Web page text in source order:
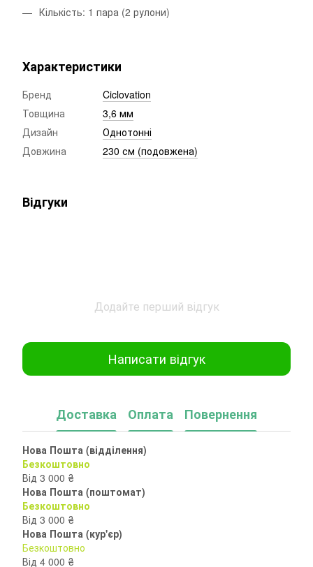
Кількість: 1 пара (2 рулони)
Характеристики
Бренд
Ciclovation
Товщина
3,6 мм
Дизайн
Однотонні
Довжина
230 см (подовжена)
Відгуки
Додайте перший відгук
Написати відгук
Доставка Оплата Повернення
Нова Пошта (відділення)
Безкоштовно
Від 3 000 ₴
Нова Пошта (поштомат)
Безкоштовно
Від 3 000 ₴
Нова Пошта (кур'єр)
Безкоштовно
Від 4 000 ₴